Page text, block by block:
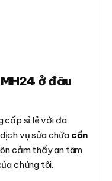
ở đâu
cấp sỉ lẻ với đa
vụ sửa chữa cần
cảm thấy an tâm
chúng tôi.